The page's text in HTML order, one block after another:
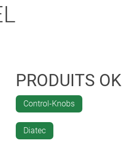
PRODUITS
Control-Knobs
Diatec